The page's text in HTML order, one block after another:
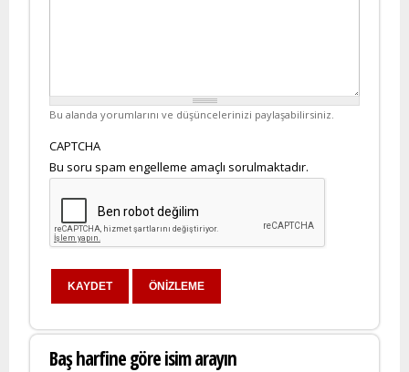
Bu alanda yorumlarını ve düşüncelerinizi paylaşabilirsiniz.
CAPTCHA
Bu soru spam engelleme amaçlı sorulmaktadır.
Baş harfine göre isim arayın